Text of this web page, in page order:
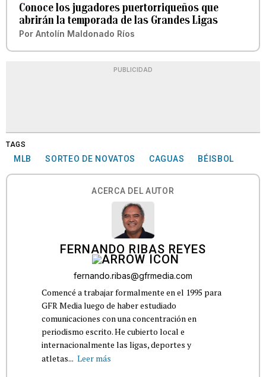
Conoce los jugadores puertorriqueños que
abrirán la temporada de las Grandes Ligas
Por Antolín Maldonado Ríos
PUBLICIDAD
TAGS
MLB SORTEO DE NOVATOS CAGUAS BÉISBOL
ACERCA DEL AUTOR
FERNANDO RIBAS REYES
fernando.ribas@gfrmedia.com
Comencé a trabajar formalmente en el 1995 para
GFR Media luego de haber estudiado
comunicaciones con una concentración en
periodismo escrito. He cubierto local e
internacionalmente las ligas, deportes y
atletas... Leer más